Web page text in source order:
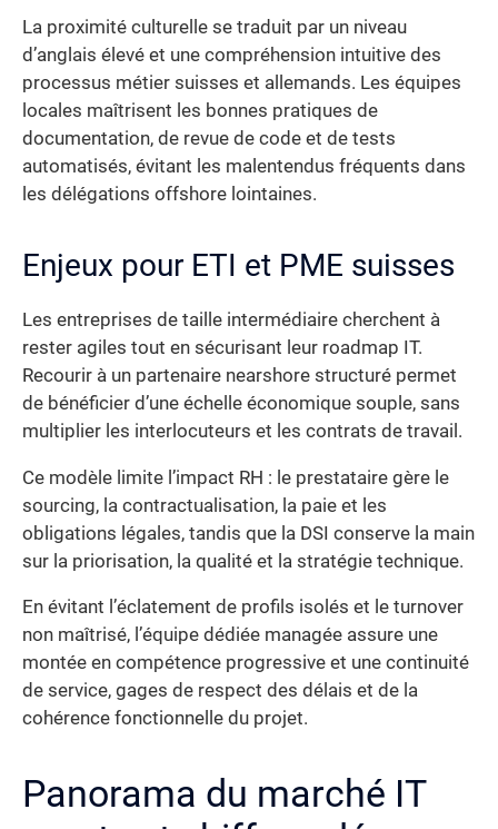
La proximité culturelle se traduit par un niveau
d’anglais élevé et une compréhension intuitive des
processus métier suisses et allemands. Les équipes
locales maîtrisent les bonnes pratiques de
documentation, de revue de code et de tests
automatisés, évitant les malentendus fréquents dans
les délégations offshore lointaines.
Enjeux pour ETI et PME suisses
Les entreprises de taille intermédiaire cherchent à
rester agiles tout en sécurisant leur roadmap IT.
Recourir à un partenaire nearshore structuré permet
de bénéficier d’une échelle économique souple, sans
multiplier les interlocuteurs et les contrats de travail.
Ce modèle limite l’impact RH : le prestataire gère le
sourcing, la contractualisation, la paie et les
obligations légales, tandis que la DSI conserve la main
sur la priorisation, la qualité et la stratégie technique.
En évitant l’éclatement de profils isolés et le turnover
non maîtrisé, l’équipe dédiée managée assure une
montée en compétence progressive et une continuité
de service, gages de respect des délais et de la
cohérence fonctionnelle du projet.
Panorama du marché IT